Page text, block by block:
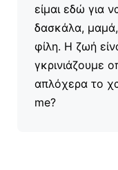
είμαι εδώ για
δασκάλα,
φίλη. Η ζωή
γκρινιάζουμε
απλόχερα το
me?